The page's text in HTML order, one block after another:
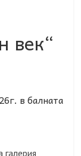
век“
в балната